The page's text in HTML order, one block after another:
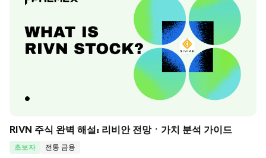
RIVN 주식 완벽 해설: 리비안 전망ㆍ가치 분석 가이드
초보자
전통 금융